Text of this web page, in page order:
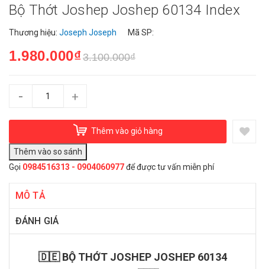
Bộ Thớt Joshep Joshep 60134 Index
Thương hiệu: Joseph Joseph Mã SP:
1.980.000₫3.100.000₫
- +
Thêm vào giỏ hàng
Gọi 0984516313 - 0904060977để được tư vấn miễn phí
MÔ TẢ
ĐÁNH GIÁ
🇩🇪 BỘ THỚT JOSHEP JOSHEP 60134